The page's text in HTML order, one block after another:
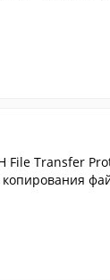
File Transfer